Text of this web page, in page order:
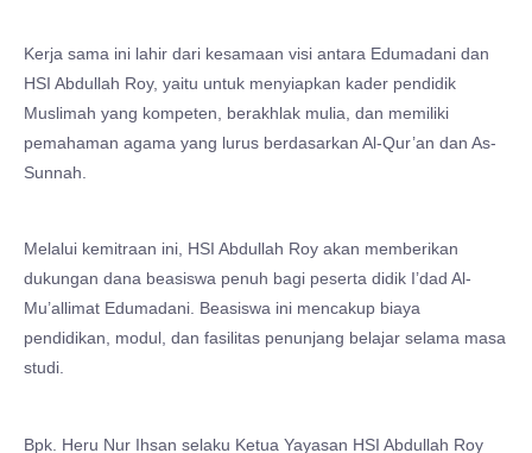
Kerja sama ini lahir dari kesamaan visi antara Edumadani dan
HSI Abdullah Roy, yaitu untuk menyiapkan kader pendidik
Muslimah yang kompeten, berakhlak mulia, dan memiliki
pemahaman agama yang lurus berdasarkan Al-Qur’an dan As-
Sunnah.
Melalui kemitraan ini, HSI Abdullah Roy akan memberikan
dukungan dana beasiswa penuh bagi peserta didik I’dad Al-
Mu’allimat Edumadani. Beasiswa ini mencakup biaya
pendidikan, modul, dan fasilitas penunjang belajar selama masa
studi.
Bpk. Heru Nur Ihsan selaku Ketua Yayasan HSI Abdullah Roy